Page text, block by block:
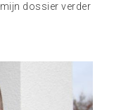
dossier verder